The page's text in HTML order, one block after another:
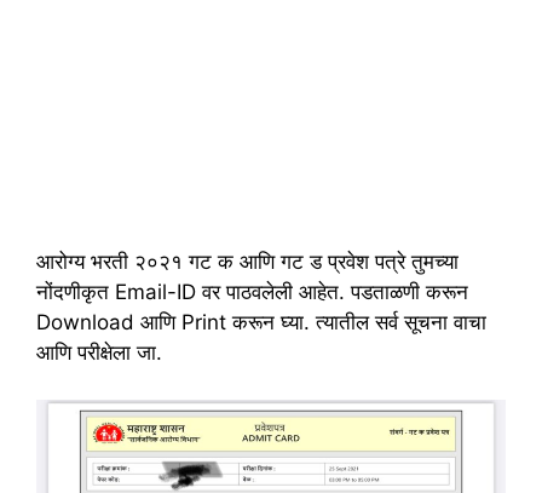
आरोग्य भरती २०२१ गट क आणि गट ड प्रवेश पत्रे तुमच्या
नोंदणीकृत Email-ID वर पाठवलेली आहेत. पडताळणी करून
Download आणि Print करून घ्या. त्यातील सर्व सूचना वाचा
आणि परीक्षेला जा.